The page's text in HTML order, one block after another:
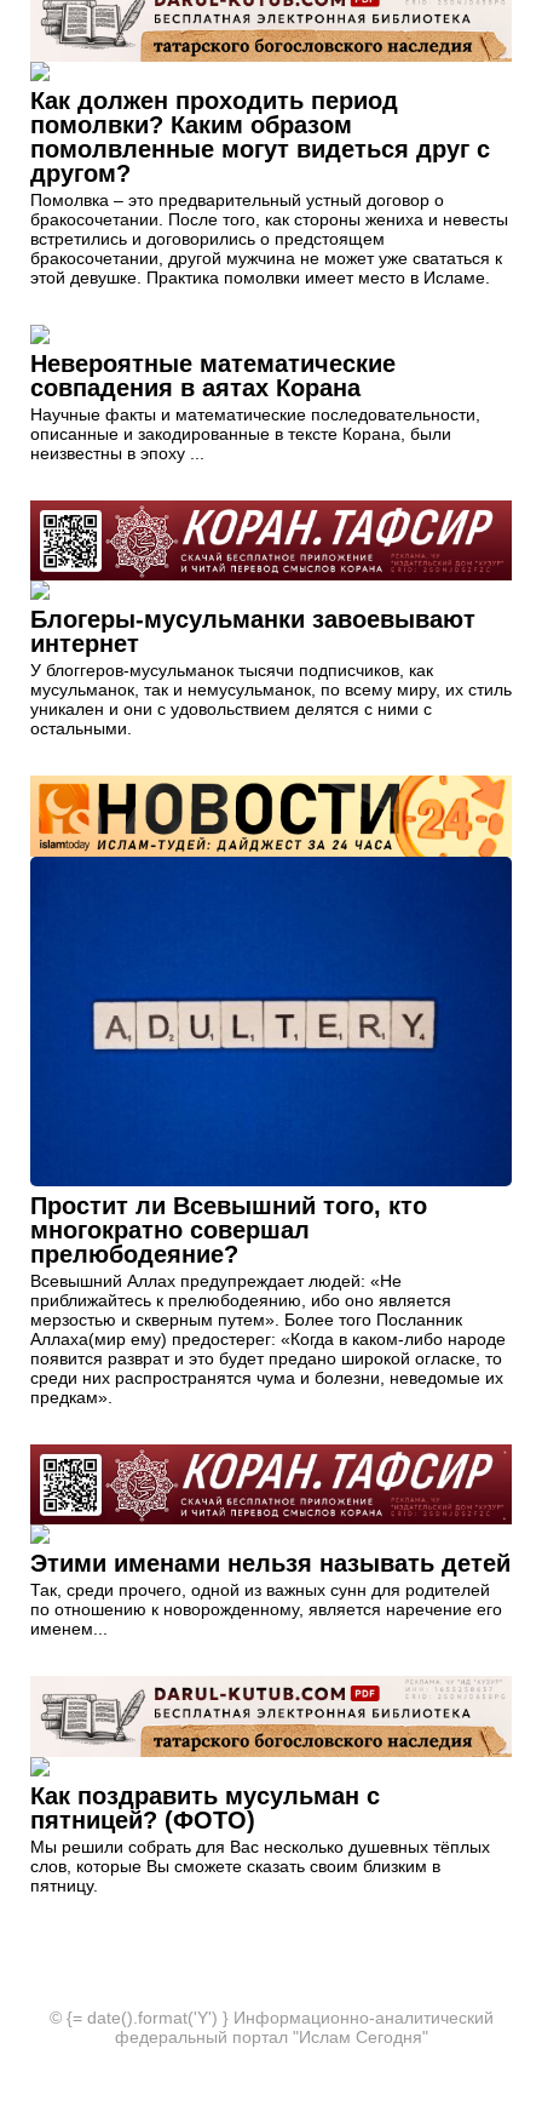
Как должен проходить период
помолвки? Каким образом
помолвленные могут видеться друг с
другом?
Помолвка – это предварительный устный договор о
бракосочетании. После того, как стороны жениха и невесты
встретились и договорились о предстоящем
бракосочетании, другой мужчина не может уже свататься к
этой девушке. Практика помолвки имеет место в Исламе.
Невероятные математические
совпадения в аятах Корана
Научные факты и математические последовательности,
описанные и закодированные в тексте Корана, были
неизвестны в эпоху ...
Блогеры-мусульманки завоевывают
интернет
У блоггеров-мусульманок тысячи подписчиков, как
мусульманок, так и немусульманок, по всему миру, их стиль
уникален и они с удовольствием делятся с ними с
остальными.
Простит ли Всевышний того, кто
многократно совершал
прелюбодеяние?
Всевышний Аллах предупреждает людей: «Не
приближайтесь к прелюбодеянию, ибо оно является
мерзостью и скверным путем». Более того Посланник
Аллаха(мир ему) предостерег: «Когда в каком-либо народе
появится разврат и это будет предано широкой огласке, то
среди них распространятся чума и болезни, неведомые их
предкам».
Этими именами нельзя называть детей
Так, среди прочего, одной из важных сунн для родителей
по отношению к новорожденному, является наречение его
именем...
Как поздравить мусульман с
пятницей? (ФОТО)
Мы решили собрать для Вас несколько душевных тёплых
слов, которые Вы сможете сказать своим близким в
пятницу.
© {= date().format('Y') } Информационно-аналитический
федеральный портал "Ислам Сегодня"